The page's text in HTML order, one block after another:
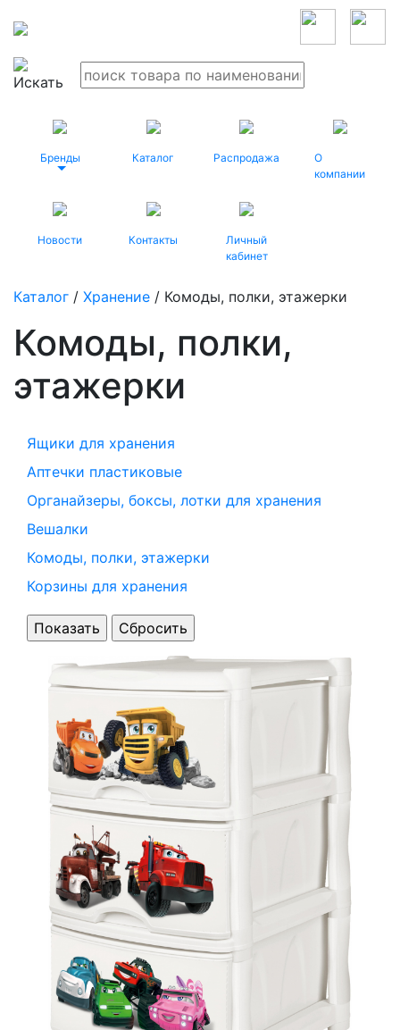
Бренды Каталог Распродажа
О
компании
Новости Контакты
Личный
кабинет
Каталог / Хранение / Комоды, полки, этажерки
Комоды, полки,
этажерки
Ящики для хранения
Аптечки пластиковые
Органайзеры, боксы, лотки для хранения
Вешалки
Комоды, полки, этажерки
Корзины для хранения